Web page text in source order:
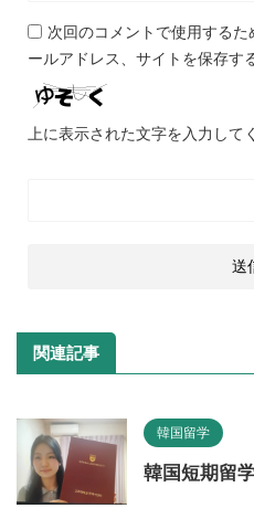
次回のコメントで使用する
ールアドレス、サイトを保存する
上に表示された文字を入力して
関連記事
韓国留学
韓国短期留